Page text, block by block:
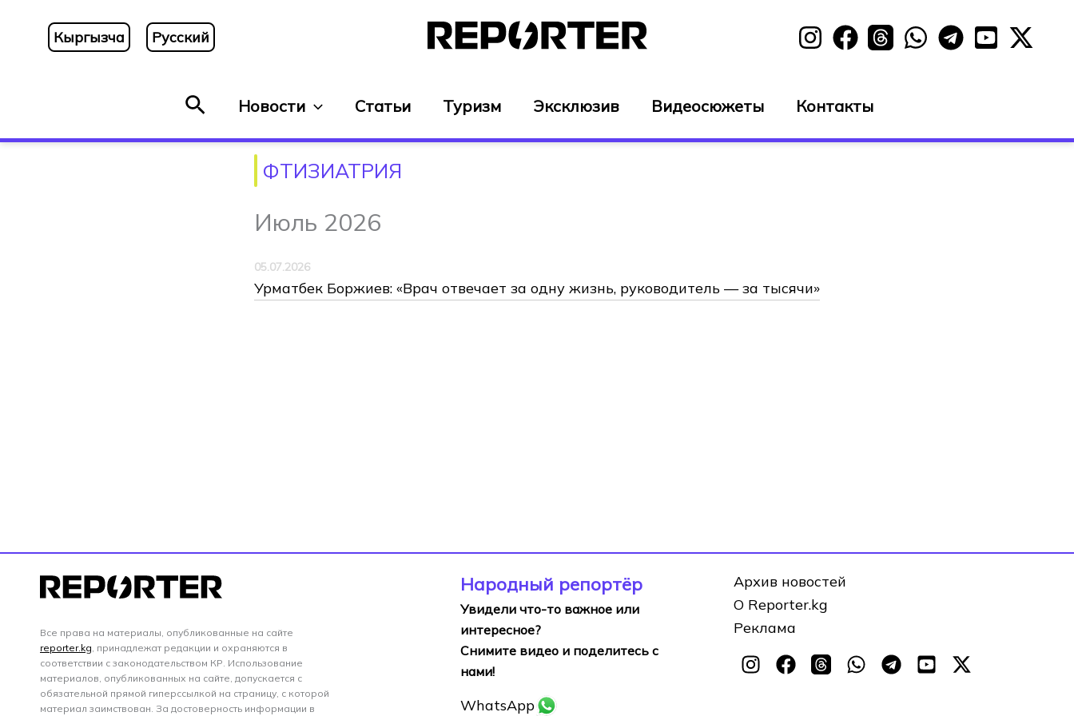
содержимому
Кыргызча Русский
ПоискНовости Статьи Туризм Эксклюзив Видеосюжеты Контакты
ФТИЗИАТРИЯ
Июль 2026
05.07.2026
Урматбек Боржиев: «Врач отвечает за одну жизнь, руководитель — за тысячи»
Все права на материалы, опубликованные на сайте
reporter.kg, принадлежат редакции и охраняются в
соответствии с законодательством КР. Использование
материалов, опубликованных на сайте, допускается с
обязательной прямой гиперссылкой на страницу, с которой
материал заимствован. За достоверность информации в
Народный репортёр
Увидели что-то важное или
интересное?
Снимите видео и поделитесь с
нами!
WhatsApp
Архив новостей
О Reporter.kg
Реклама